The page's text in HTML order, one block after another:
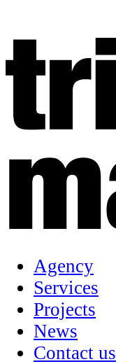
Agency
Services
Projects
News
Contact us